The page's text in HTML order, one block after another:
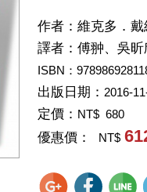
作者： 維克多．戴
譯者： 傅翀、吳昕
ISBN：
出版日期： 2016-
定價： NT$ 680
優惠價： NT$